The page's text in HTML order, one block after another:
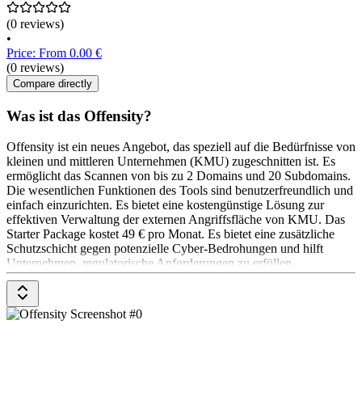
(0 reviews)
•
Price: From 0.00 €
(0 reviews)
Compare directly
Was ist das Offensity?
Offensity ist ein neues Angebot, das speziell auf die Bedürfnisse von
kleinen und mittleren Unternehmen (KMU) zugeschnitten ist. Es
ermöglicht das Scannen von bis zu 2 Domains und 20 Subdomains.
Die wesentlichen Funktionen des Tools sind benutzerfreundlich und
einfach einzurichten. Es bietet eine kostengünstige Lösung zur
effektiven Verwaltung der externen Angriffsfläche von KMU. Das
Starter Package kostet 49 € pro Monat. Es bietet eine zusätzliche
Schutzschicht gegen potenzielle Cyber-Bedrohungen und hilft
Unternehmen, regulatorische Anforderungen zu erfüllen.